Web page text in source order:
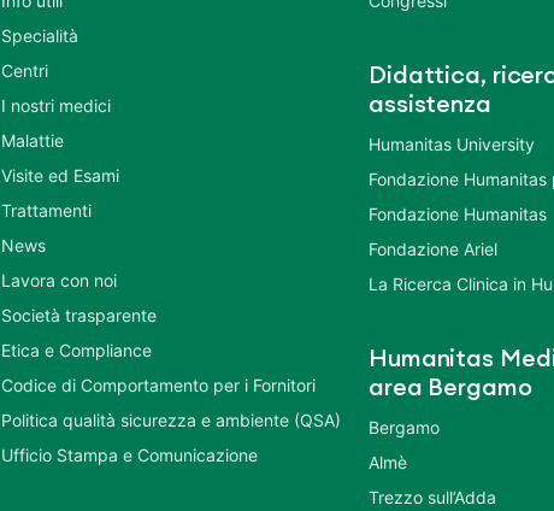
Specialità
Centri
I nostri medici
Malattie
Visite ed Esami
Trattamenti
News
Lavora con noi
Società trasparente
Etica e Compliance
Codice di Comportamento per i Fornitori
Politica qualità sicurezza e ambiente (QSA)
Ufficio Stampa e Comunicazione
Didattica,
assistenza
Humanitas University
Fondazione Humanitas
Fondazione Humanitas
Fondazione Ariel
La Ricerca Clinica in
Humanitas
area Bergamo
Bergamo
Almè
Trezzo sull’Adda